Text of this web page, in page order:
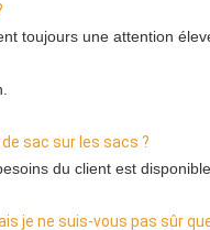
toujours une attention
sac sur les sacs ?
du client est
je ne suis-vous pas sûr